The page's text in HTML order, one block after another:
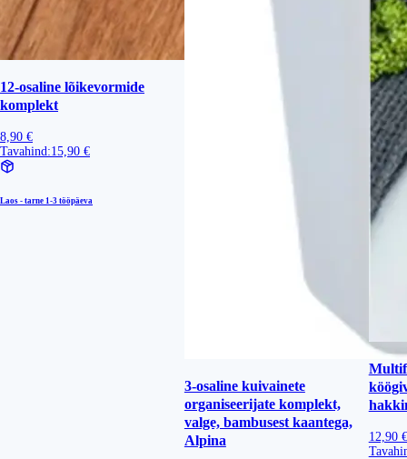
12-osaline lõikevormide
komplekt
8,90 €
Tavahind:15,90 €
Laos - tarne 1-3 tööpäeva
3-osaline kuivainete
organiseerijate komplekt,
valge, bambusest kaantega,
Alpina
12,90 €